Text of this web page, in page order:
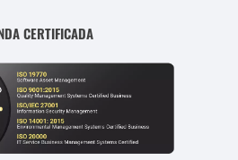
CERTIFICADA